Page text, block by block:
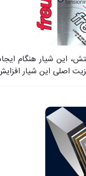
این شیار هنگام
اصلی این شیار